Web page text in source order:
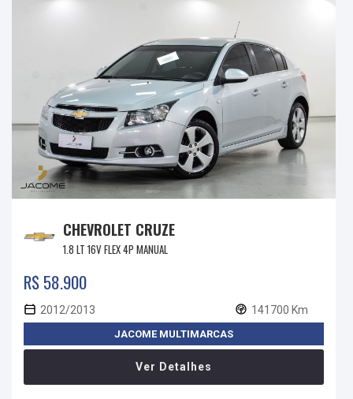
CHEVROLET CRUZE
1.8 LT 16V FLEX 4P MANUAL
R$ 58.900
2012/2013 141700 Km
JACOME MULTIMARCAS
Ver Detalhes